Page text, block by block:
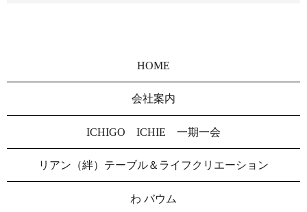
HOME
会社案内
ICHIGO ICHIE 一期一会
リアン（絆）テーブル＆ライフクリエーション
わ バウム